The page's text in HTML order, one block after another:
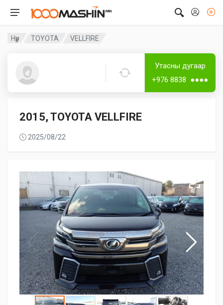
Нүүр TOYOTA VELLFIRE
Утасны дугаар
+976 8838 ●●●●
2015, TOYOTA VELLFIRE
2025/08/22